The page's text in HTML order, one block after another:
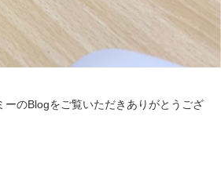
ーのBlogをご覧いただきありがとうござ